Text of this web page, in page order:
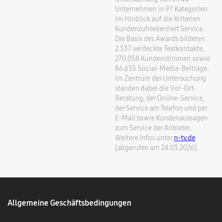
Unternehmen in 97 Kategorien
im Hinblick auf die Kriterien
Kundenzufriedenheit Service.
Die Basis des Awards bildeten
2.337 verdeckte Testkontakte,
270.058 Kundenstimmen sowie
86.635 Social-Media-Beiträge.
Im Zentrum der Untersuchung
standen dabei die Vor-Ort-
Beratung, der Online-Service,
der Service am Telefon und per
E-Mail sowie Kundenaussagen
zum Service der Anbieter.
Weitere Infos untern-tv.de
[abgerufen am 24.03.2026].
Allgemeine Geschäftsbedingungen